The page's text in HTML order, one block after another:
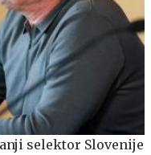
selektor Slovenije